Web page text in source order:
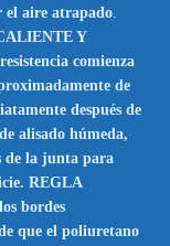
el aire atrapado.
Y
comienza
de
después de
alisado húmeda,
de la junta para
REGLA
bordes
que el poliuretano